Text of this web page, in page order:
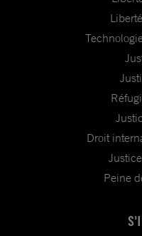
Droit
Peine